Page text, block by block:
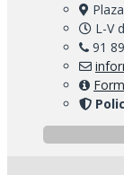
L-V
91